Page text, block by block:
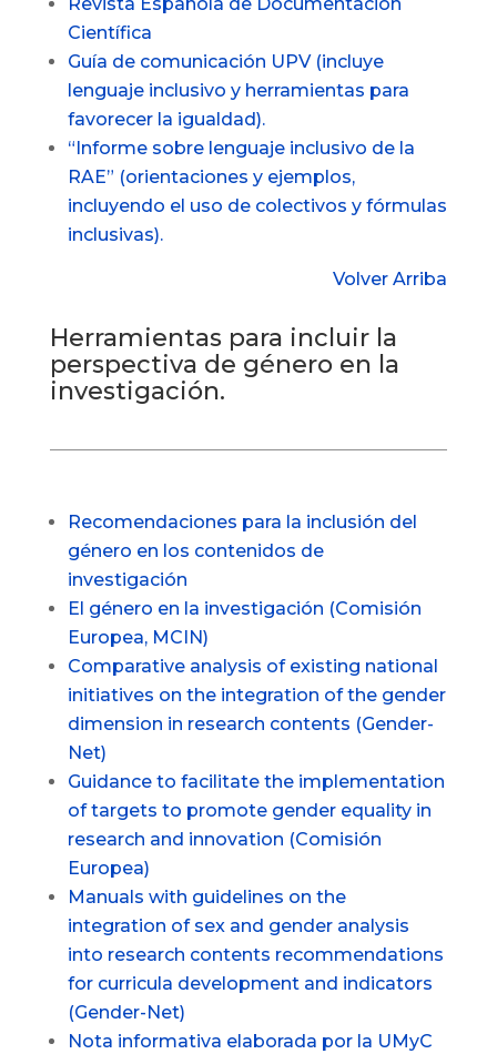
Científica
Guía de comunicación UPV (incluye
lenguaje inclusivo y herramientas para
favorecer la igualdad).
“Informe sobre lenguaje inclusivo de la
RAE” (orientaciones y ejemplos,
incluyendo el uso de colectivos y fórmulas
inclusivas).
Volver Arriba
Herramientas para incluir la
perspectiva de género en la
investigación.
Recomendaciones para la inclusión del
género en los contenidos de
investigación
El género en la investigación (Comisión
Europea, MCIN)
Comparative analysis of existing national
initiatives on the integration of the gender
dimension in research contents (Gender-
Net)
Guidance to facilitate the implementation
of targets to promote gender equality in
research and innovation (Comisión
Europea)
Manuals with guidelines on the
integration of sex and gender analysis
into research contents recommendations
for curricula development and indicators
(Gender-Net)
Nota informativa elaborada por la UMyC